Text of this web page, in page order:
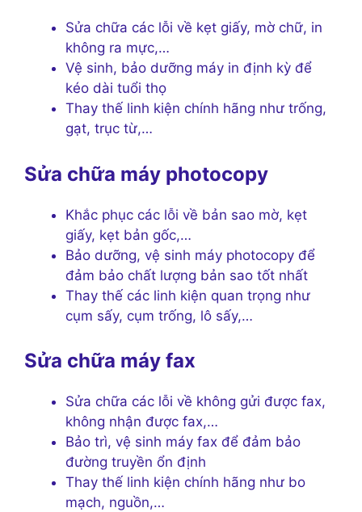
Sửa chữa các lỗi về kẹt giấy, mờ chữ, in
không ra mực,…
Vệ sinh, bảo dưỡng máy in định kỳ để
kéo dài tuổi thọ
Thay thế linh kiện chính hãng như trống,
gạt, trục từ,…
Sửa chữa máy photocopy
Khắc phục các lỗi về bản sao mờ, kẹt
giấy, kẹt bản gốc,…
Bảo dưỡng, vệ sinh máy photocopy để
đảm bảo chất lượng bản sao tốt nhất
Thay thế các linh kiện quan trọng như
cụm sấy, cụm trống, lô sấy,…
Sửa chữa máy fax
Sửa chữa các lỗi về không gửi được fax,
không nhận được fax,…
Bảo trì, vệ sinh máy fax để đảm bảo
đường truyền ổn định
Thay thế linh kiện chính hãng như bo
mạch, nguồn,…